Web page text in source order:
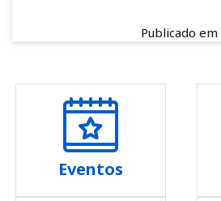
Publicado em
Eventos